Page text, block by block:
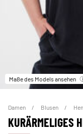
Maße des Models ansehen
Damen Blusen
KURÄRMELIGES